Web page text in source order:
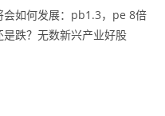
会如何发展：pb1.3，pe 8倍
跌？无数新兴产业好股